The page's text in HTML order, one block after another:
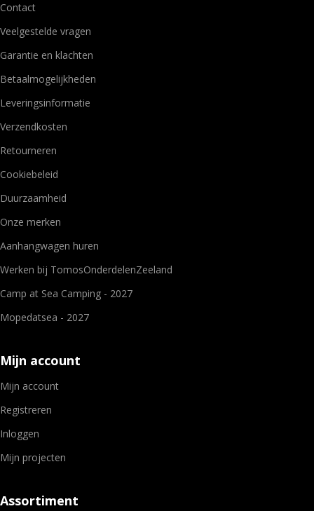
Contact
Veelgestelde vragen
Garantie en klachten
Betaalmogelijkheden
Leveringsinformatie
Verzendkosten
Retourneren
Cookiebeleid
Duurzaamheid
Onze merken
Aanhangwagen huren
Werken bij TomosOnderdelenZeeland
Camp at Sea Camping - 2027
Mopedatsea - 2027
Mijn account
Mijn account
Registreren
Inloggen
Mijn projecten
Assortiment